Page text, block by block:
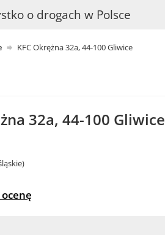
o drogach w Polsce
KFC Okrężna 32a, 44-100 Gliwice
32a, 44-100 Gliwice